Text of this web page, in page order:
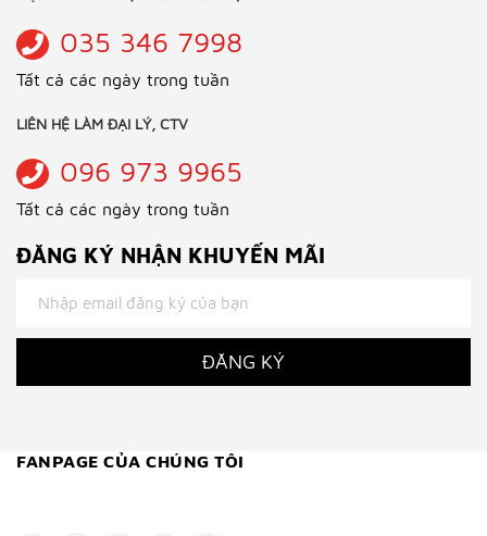
035 346 7998
Tất cả các ngày trong tuần
LIÊN HỆ LÀM ĐẠI LÝ, CTV
096 973 9965
Tất cả các ngày trong tuần
ĐĂNG KÝ NHẬN KHUYẾN MÃI
ĐĂNG KÝ
FANPAGE CỦA CHÚNG TÔI